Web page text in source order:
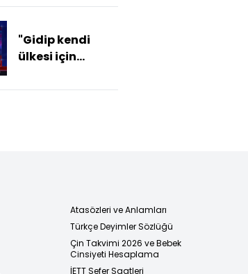
açılışında
tutamadı
"Gidip kendi
ülkesi için
Atasözleri ve Anlamları
Türkçe Deyimler Sözlüğü
Çin Takvimi 2026 ve Bebek
Cinsiyeti Hesaplama
İETT Sefer Saatleri